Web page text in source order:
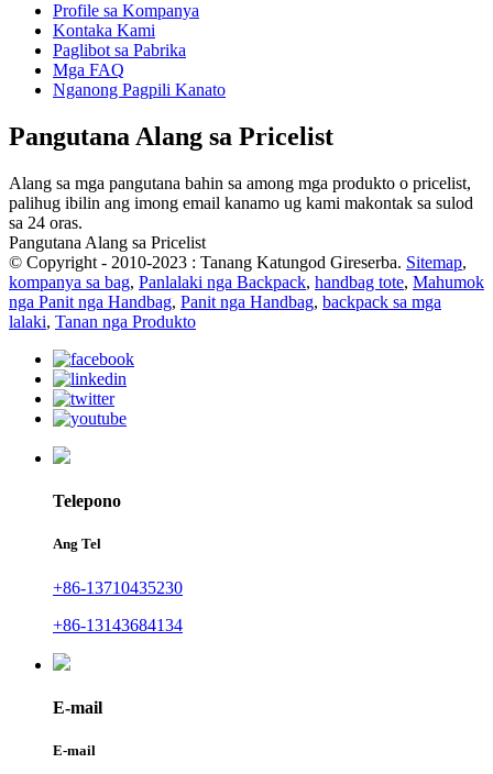
Profile sa Kompanya
Kontaka Kami
Paglibot sa Pabrika
Mga FAQ
Nganong Pagpili Kanato
Pangutana Alang sa Pricelist
Alang sa mga pangutana bahin sa among mga produkto o pricelist,
palihug ibilin ang imong email kanamo ug kami makontak sa sulod
sa 24 oras.
Pangutana Alang sa Pricelist
© Copyright - 2010-2023 : Tanang Katungod Gireserba. Sitemap,
kompanya sa bag, Panlalaki nga Backpack, handbag tote, Mahumok
nga Panit nga Handbag, Panit nga Handbag, backpack sa mga
lalaki, Tanan nga Produkto
Telepono
Ang Tel
+86-13710435230
+86-13143684134
E-mail
E-mail